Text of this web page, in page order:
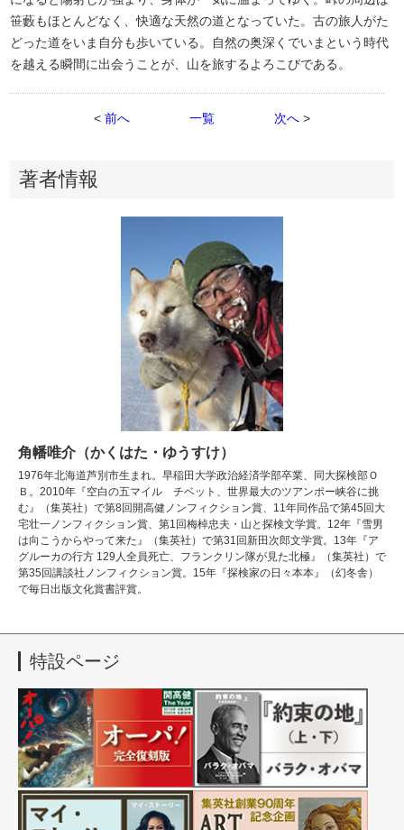
笹藪もほとんどなく、快適な天然の道となっていた。古の旅人がた
どった道をいま自分も歩いている。自然の奥深くでいまという時代
を越える瞬間に出会うことが、山を旅するよろこびである。
< 前へ 一覧 次へ >
著者情報
角幡唯介（かくはた・ゆうすけ）
1976年北海道芦別市生まれ。早稲田大学政治経済学部卒業、同大探検部Ｏ
Ｂ。2010年『空白の五マイル チベット、世界最大のツアンポー峡谷に挑
む』（集英社）で第8回開高健ノンフィクション賞、11年同作品で第45回大
宅壮一ノンフィクション賞、第1回梅棹忠夫・山と探検文学賞。12年『雪男
は向こうからやって来た』（集英社）で第31回新田次郎文学賞。13年『ア
グルーカの行方 129人全員死亡、フランクリン隊が見た北極』（集英社）で
第35回講談社ノンフィクション賞。15年『探検家の日々本本』（幻冬舎）
で毎日出版文化賞書評賞。
特設ページ